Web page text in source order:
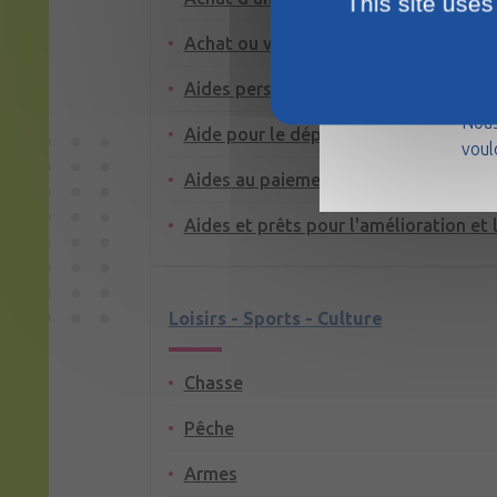
Achat ou vente d'un logement
Aides personnelles au logement
Aide pour le dépôt de garantie ou la
Aides au paiement des factures :
Aides et prêts pour l'amélioration et
Loisirs - Sports - Culture
Chasse
Pêche
Armes
La